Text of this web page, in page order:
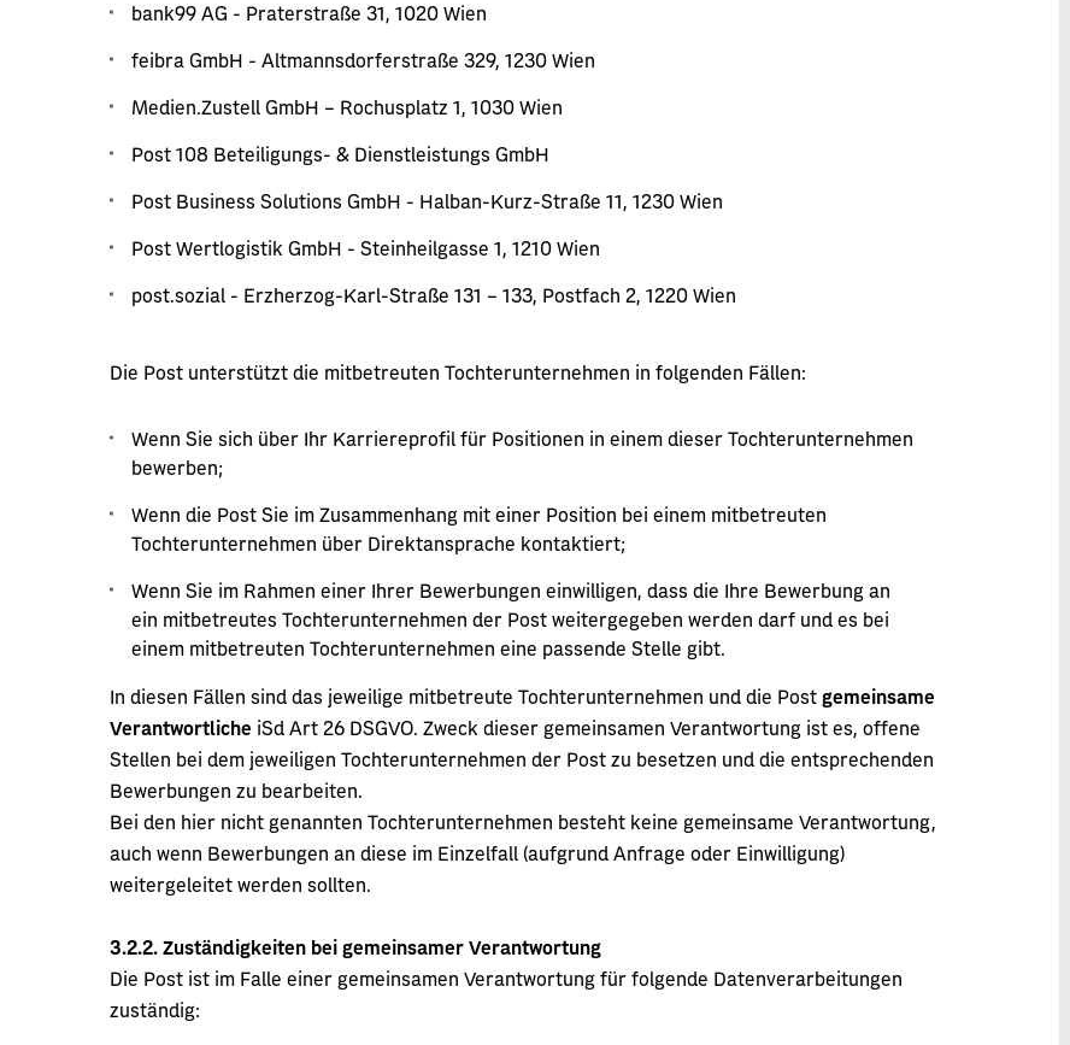
bank99 AG - Praterstraße 31, 1020 Wien
feibra GmbH - Altmannsdorferstraße 329, 1230 Wien
Medien.Zustell GmbH – Rochusplatz 1, 1030 Wien
Post 108 Beteiligungs- & Dienstleistungs GmbH
Post Business Solutions GmbH - Halban-Kurz-Straße 11, 1230 Wien
Post Wertlogistik GmbH - Steinheilgasse 1, 1210 Wien
post.sozial - Erzherzog-Karl-Straße 131 – 133, Postfach 2, 1220 Wien
Die Post unterstützt die mitbetreuten Tochterunternehmen in folgenden Fällen:
Wenn Sie sich über Ihr Karriereprofil für Positionen in einem dieser Tochterunternehmen
bewerben;
Wenn die Post Sie im Zusammenhang mit einer Position bei einem mitbetreuten
Tochterunternehmen über Direktansprache kontaktiert;
Wenn Sie im Rahmen einer Ihrer Bewerbungen einwilligen, dass die Ihre Bewerbung an
ein mitbetreutes Tochterunternehmen der Post weitergegeben werden darf und es bei
einem mitbetreuten Tochterunternehmen eine passende Stelle gibt.
In diesen Fällen sind das jeweilige mitbetreute Tochterunternehmen und die Post gemeinsame
Verantwortliche iSd Art 26 DSGVO. Zweck dieser gemeinsamen Verantwortung ist es, offene
Stellen bei dem jeweiligen Tochterunternehmen der Post zu besetzen und die entsprechenden
Bewerbungen zu bearbeiten.
Bei den hier nicht genannten Tochterunternehmen besteht keine gemeinsame Verantwortung,
auch wenn Bewerbungen an diese im Einzelfall (aufgrund Anfrage oder Einwilligung)
weitergeleitet werden sollten.
3.2.2. Zuständigkeiten bei gemeinsamer Verantwortung
Die Post ist im Falle einer gemeinsamen Verantwortung für folgende Datenverarbeitungen
zuständig: